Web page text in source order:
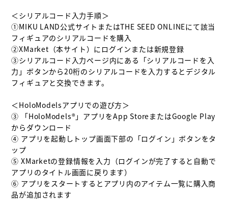
＜シリアルコード入力手順＞
①MIKU LAND公式サイトまたはTHE SEED ONLINEにて該当
フィギュアのシリアルコードを購入
②XMarket（本サイト）にログインまたは新規登録
③シリアルコード入力ページ内にある「シリアルコードを入
力」ボタンから20桁のシリアルコードを入力するとデジタル
フィギュアと交換できます。
＜HoloModelsアプリでの遊び方＞
③ 「HoloModels®︎」アプリをApp StoreまたはGoogle Play
からダウンロード
④ アプリを起動しトップ画面下部の「ログイン」ボタンをタ
ップ
⑤ XMarketの登録情報を入力（ログインが完了すると自動で
アプリのタイトル画面に戻ります）
⑥ アプリをスタートするとアプリ内のアイテム一覧に購入商
品が追加されます